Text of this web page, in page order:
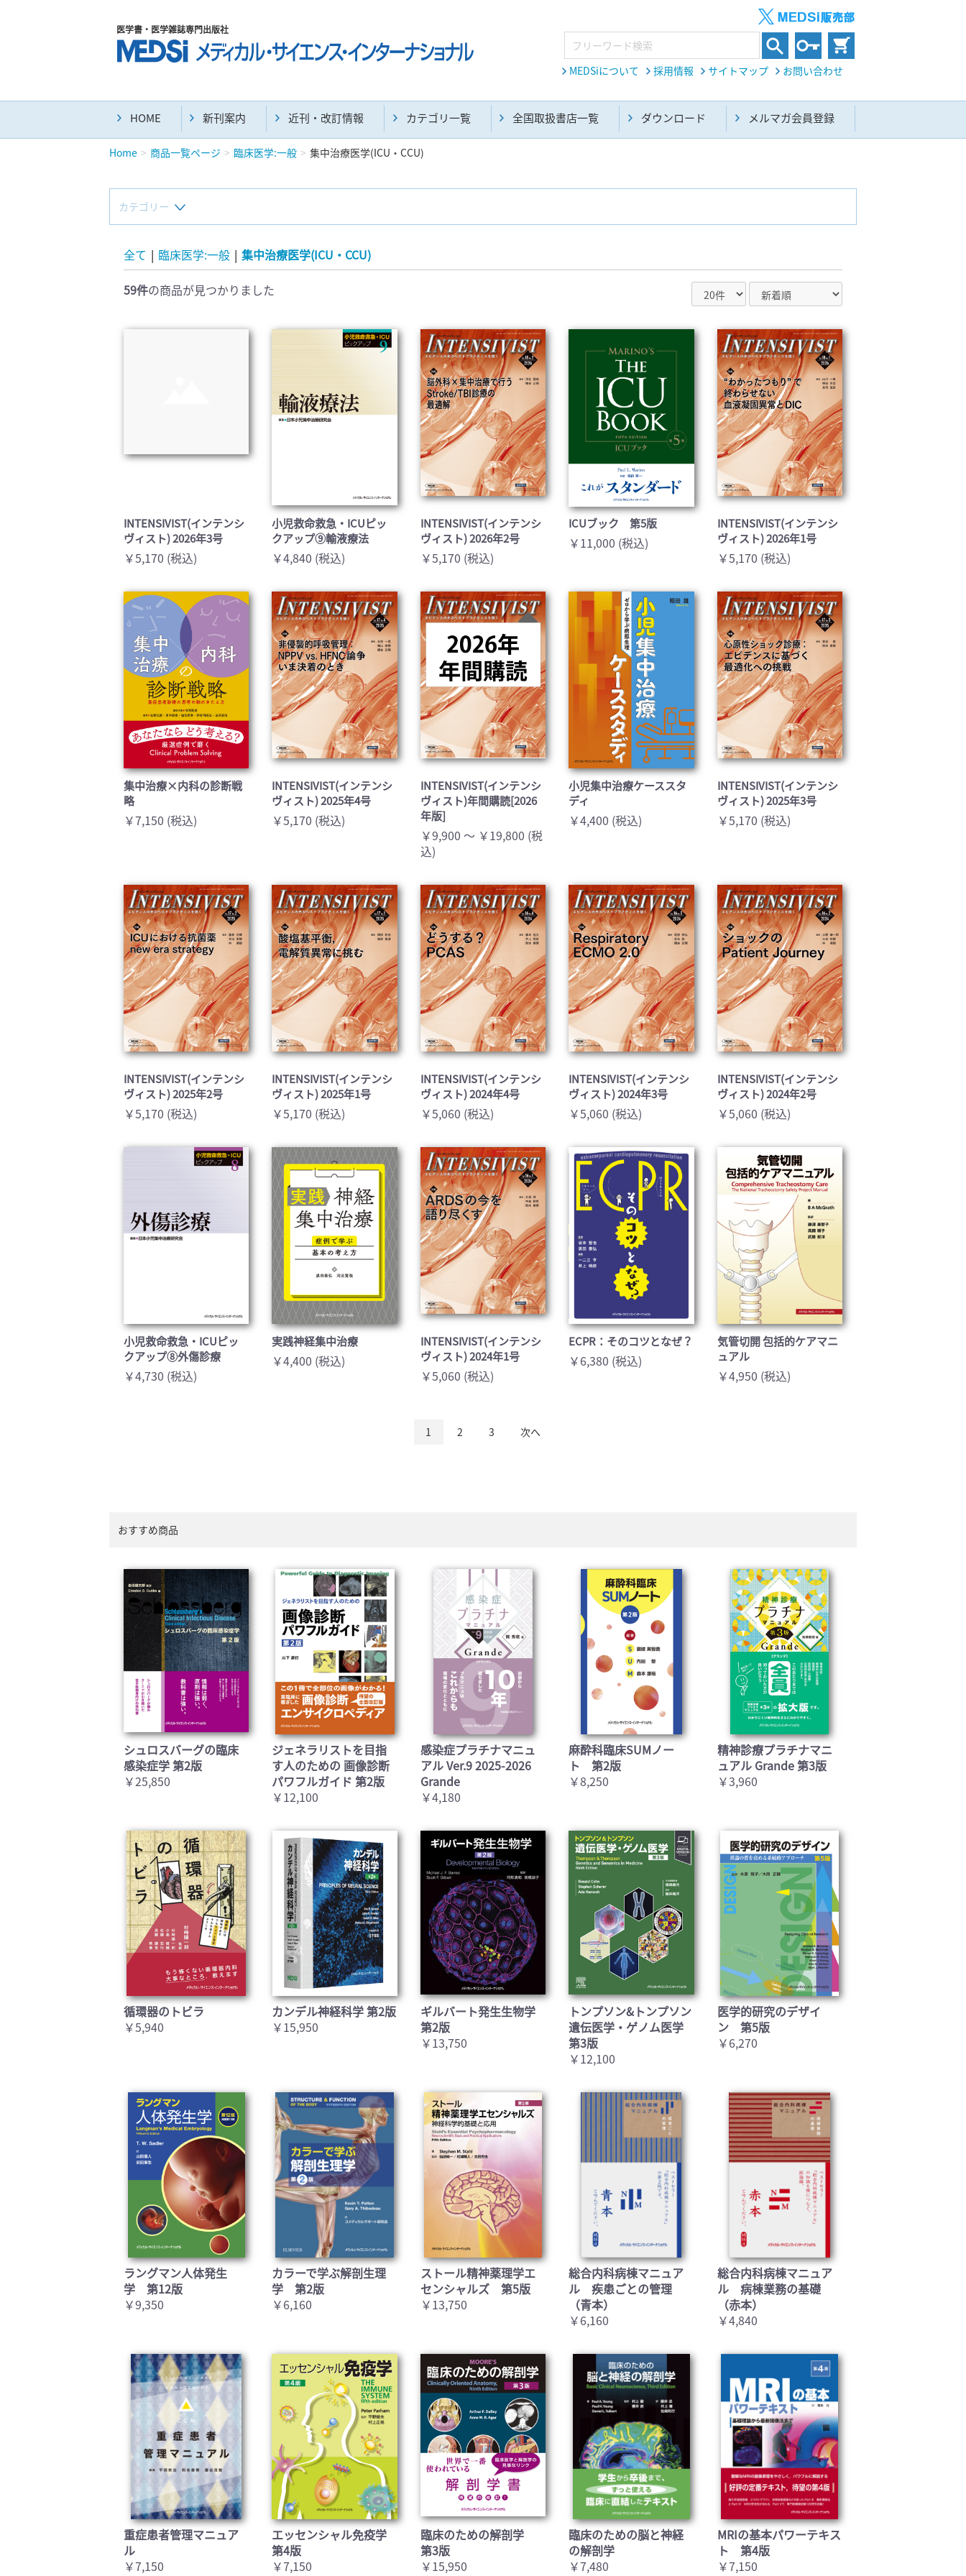
医学書・医学雑誌専門出版社
MEDSiについて 採用情報 サイトマップ お問い合わせ
HOME 新刊案内 近刊・改訂情報 カテゴリ一覧 全国取扱書店一覧 ダウンロード メルマガ会員登録
Home 商品一覧ページ 臨床医学:一般 集中治療医学(ICU・CCU)
カテゴリー
新刊(直近6ヶ月)(24) 麻酔・集中治療・救急(284)
マニュアル(39) 生命科学・関連書籍(38)
臨床医学:内科系(407) 臨床医学:外科系(249)
基礎医学(93)
看護学(21)
医療技術(16)
薬学(7)
保健・体育(1)
医学一般(91) マルチメディア(0)
全て | 臨床医学:一般 | 集中治療医学(ICU・CCU)
59件の商品が見つかりました
INTENSIVIST(インテンシ
ヴィスト) 2026年3号
￥5,170 (税込)
小児救命救急・ICUピッ
クアップ⑨輸液療法
￥4,840 (税込)
INTENSIVIST(インテンシ
ヴィスト) 2026年2号
￥5,170 (税込)
ICUブック 第5版
￥11,000 (税込)
INTENSIVIST(インテンシ
ヴィスト) 2026年1号
￥5,170 (税込)
集中治療×内科の診断戦
略
￥7,150 (税込)
INTENSIVIST(インテンシ
ヴィスト) 2025年4号
￥5,170 (税込)
INTENSIVIST(インテンシ
ヴィスト)年間購読[2026
年版]
￥9,900 ～ ￥19,800 (税
込)
小児集中治療ケーススタ
ディ
￥4,400 (税込)
INTENSIVIST(インテンシ
ヴィスト) 2025年3号
￥5,170 (税込)
INTENSIVIST(インテンシ
ヴィスト) 2025年2号
￥5,170 (税込)
INTENSIVIST(インテンシ
ヴィスト) 2025年1号
￥5,170 (税込)
INTENSIVIST(インテンシ
ヴィスト) 2024年4号
￥5,060 (税込)
INTENSIVIST(インテンシ
ヴィスト) 2024年3号
￥5,060 (税込)
INTENSIVIST(インテンシ
ヴィスト) 2024年2号
￥5,060 (税込)
小児救命救急・ICUピッ
クアップ⑧外傷診療
￥4,730 (税込)
実践神経集中治療
￥4,400 (税込)
INTENSIVIST(インテンシ
ヴィスト) 2024年1号
￥5,060 (税込)
ECPR：そのコツとなぜ？
￥6,380 (税込)
気管切開 包括的ケアマニ
ュアル
￥4,950 (税込)
お買い物を続ける カートへ進む
1 2 3 次へ
おすすめ商品
シュロスバーグの臨床
感染症学 第2版
￥25,850
ジェネラリストを目指
す人のための 画像診断
パワフルガイド 第2版
￥12,100
感染症プラチナマニュ
アル Ver.9 2025-2026
Grande
￥4,180
麻酔科臨床SUMノー
ト 第2版
￥8,250
精神診療プラチナマニ
ュアル Grande 第3版
￥3,960
循環器のトビラ
￥5,940
カンデル神経科学 第2版
￥15,950
ギルバート発生生物学
第2版
￥13,750
トンプソン&トンプソン
遺伝医学・ゲノム医学
第3版
￥12,100
医学的研究のデザイ
ン 第5版
￥6,270
ラングマン人体発生
学 第12版
￥9,350
カラーで学ぶ解剖生理
学 第2版
￥6,160
ストール精神薬理学エ
センシャルズ 第5版
￥13,750
総合内科病棟マニュア
ル 疾患ごとの管理
（青本）
￥6,160
総合内科病棟マニュア
ル 病棟業務の基礎
（赤本）
￥4,840
重症患者管理マニュア
ル
￥7,150
エッセンシャル免疫学
第4版
￥7,150
臨床のための解剖学
第3版
￥15,950
臨床のための脳と神経
の解剖学
￥7,480
MRIの基本パワーテキス
ト 第4版
￥7,150